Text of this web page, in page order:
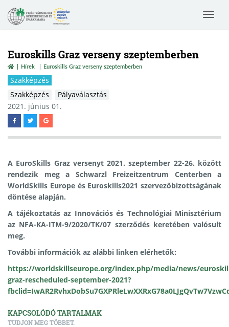
Toggle
Euroskills Graz verseny szeptemberben
Hírek Euroskills Graz verseny szeptemberben
Szakképzés
Szakképzés
Pályaválasztás
2021. június 01.
A EuroSkills Graz versenyt 2021. szeptember 22-26. között
rendezik meg a Schwarzl Freizeitzentrum Centerben a
WorldSkills Europe és Euroskills2021 szervezőbizottságának
döntése alapján.
A tájékoztatás az Innovációs és Technológiai Minisztérium
az NFA-KA-ITM-9/2020/TK/07 szerződés keretében valósult
meg.
További információk az alábbi linken elérhetők:
https://worldskillseurope.org/index.php/media/news/
graz-rescheduled-september-2021?
KAPCSOLÓDÓ TARTALMAK
TUDJON MEG TÖBBET.